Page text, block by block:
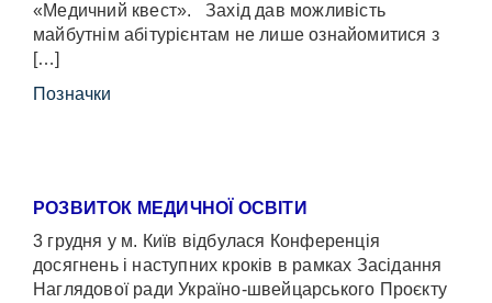
«Медичний квест». Захід дав можливість
майбутнім абітурієнтам не лише ознайомитися з
[…]
Позначки
РОЗВИТОК МЕДИЧНОЇ ОСВІТИ
3 грудня у м. Київ відбулася Конференція
досягнень і наступних кроків в рамках Засідання
Наглядової ради Україно-швейцарського Проєкту